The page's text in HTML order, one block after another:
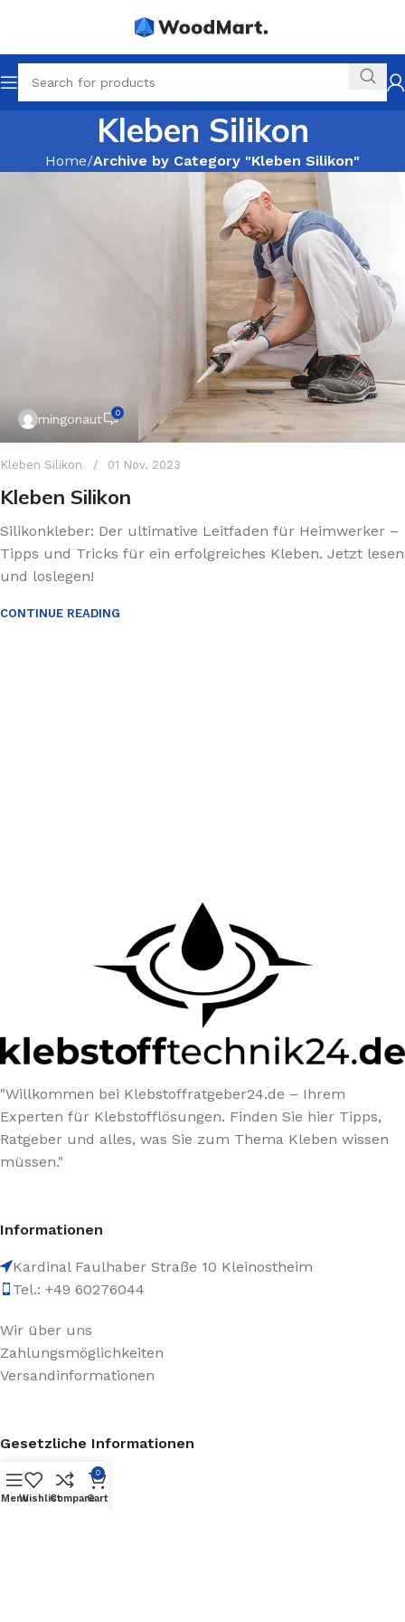
Kleben Silikon
Home Archive by Category "Kleben Silikon"
mingonaut 0
Kleben Silikon 01 Nov. 2023
Kleben Silikon
Silikonkleber: Der ultimative Leitfaden für Heimwerker –
Tipps und Tricks für ein erfolgreiches Kleben. Jetzt lesen
und loslegen!
CONTINUE READING
"Willkommen bei Klebstoffratgeber24.de – Ihrem
Experten für Klebstofflösungen. Finden Sie hier Tipps,
Ratgeber und alles, was Sie zum Thema Kleben wissen
müssen."
Informationen
Kardinal Faulhaber Straße 10 Kleinostheim
Tel.: +49 60276044
Wir über uns
Zahlungsmöglichkeiten
Versandinformationen
Gesetzliche Informationen
Datenschutz
AGB
MenuWishlistCompare
0
Cart